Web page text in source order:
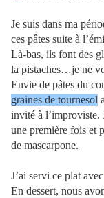
Je suis dans ma
ces pâtes suite à
Là-bas, ils font des
la pistaches…je ne
Envie de pâtes du
graines de tournesol
invité à l’improviste.
une première fois et
de mascarpone.
J’ai servi ce plat avec
En dessert, nous